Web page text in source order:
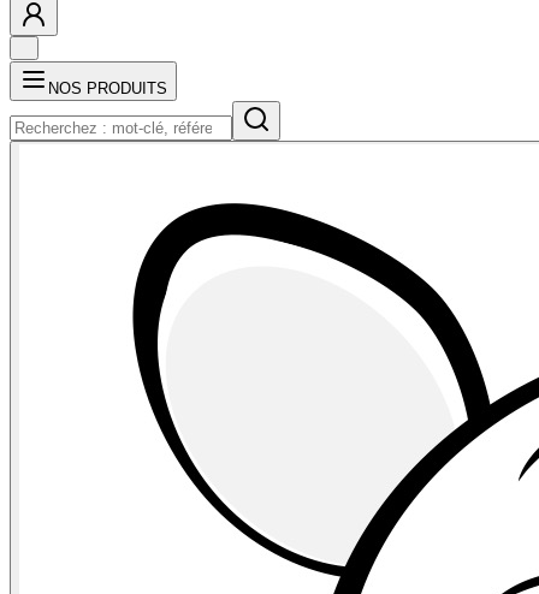
NOS PRODUITS